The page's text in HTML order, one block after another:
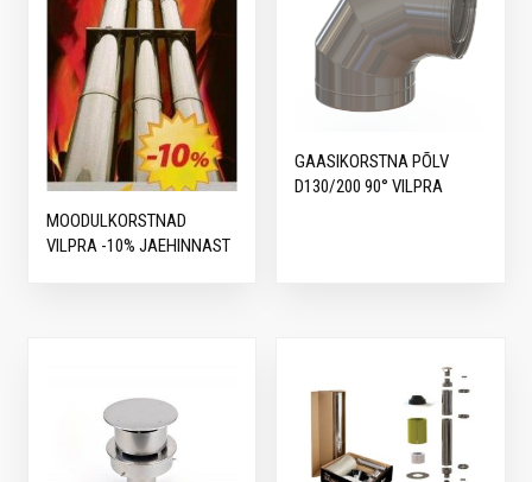
MOODULKORSTNAD
VILPRA -10% JAEHINNAST
GAASIKORSTNA PÕLV
D130/200 90° VILPRA